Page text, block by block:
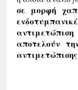
σε μορφή
αποτελούν
αντιμετώπισης